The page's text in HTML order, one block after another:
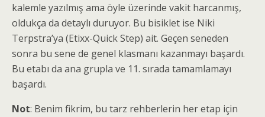
kalemle yazılmış ama öyle üzerinde vakit harcanmış,
oldukça da detaylı duruyor. Bu bisiklet ise Niki
Terpstra’ya (Etixx-Quick Step) ait. Geçen seneden
sonra bu sene de genel klasmanı kazanmayı başardı.
Bu etabı da ana grupla ve 11. sırada tamamlamayı
başardı.
Not: Benim fikrim, bu tarz rehberlerin her etap için